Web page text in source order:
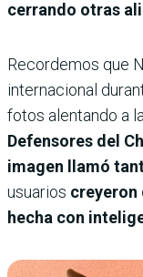
cerrando otras
Recordemos que
internacional
fotos alentando a la
Defensores del
imagen llamó
usuarios creyeron
hecha con